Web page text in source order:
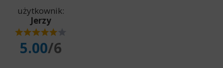
użytkownik:
Jerzy
5.00/6